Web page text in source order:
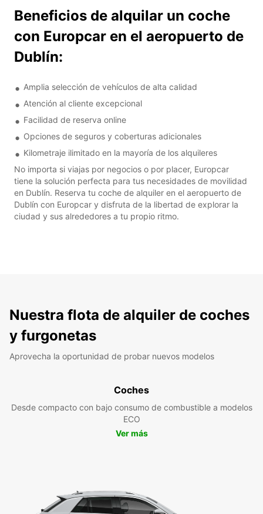
Beneficios de alquilar un coche
con Europcar en el aeropuerto de
Dublín:
Amplia selección de vehículos de alta calidad
Atención al cliente excepcional
Facilidad de reserva online
Opciones de seguros y coberturas adicionales
Kilometraje ilimitado en la mayoría de los alquileres
No importa si viajas por negocios o por placer, Europcar
tiene la solución perfecta para tus necesidades de movilidad
en Dublín. Reserva tu coche de alquiler en el aeropuerto de
Dublín con Europcar y disfruta de la libertad de explorar la
ciudad y sus alrededores a tu propio ritmo.
Nuestra flota de alquiler de coches
y furgonetas
Aprovecha la oportunidad de probar nuevos modelos
Coches
Desde compacto con bajo consumo de combustible a modelos
ECO
Ver más